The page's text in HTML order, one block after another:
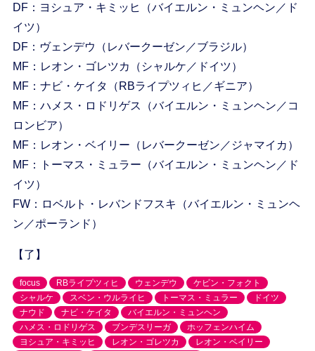
DF：ヨシュア・キミッヒ（バイエルン・ミュンヘン／ド
イツ）
DF：ヴェンデウ（レバークーゼン／ブラジル）
MF：レオン・ゴレツカ（シャルケ／ドイツ）
MF：ナビ・ケイタ（RBライプツィヒ／ギニア）
MF：ハメス・ロドリゲス（バイエルン・ミュンヘン／コ
ロンビア）
MF：レオン・ベイリー（レバークーゼン／ジャマイカ）
MF：トーマス・ミュラー（バイエルン・ミュンヘン／ド
イツ）
FW：ロベルト・レバンドフスキ（バイエルン・ミュンヘ
ン／ポーランド）
【了】
focus RBライプツィヒ ウェンデウ
ケビン・フォクト
シャルケ
スベン・ウルライヒ トーマス・ミュラー
ドイツ
ナウド
ナビ・ケイタ
バイエルン・ミュンヘン
ハメス・ロドリゲス
ブンデスリーガ
ホッフェンハイム
ヨシュア・キミッヒ
レオン・ゴレツカ
レオン・ベイリー